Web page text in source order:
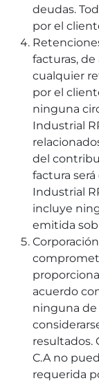
deudas.
por el
facturas,
cualquier
por el
ninguna
Industrial
del
factura
Industrial
incluye
emitida
acuerdo
ninguna de
resultados.
C.A no
requerida